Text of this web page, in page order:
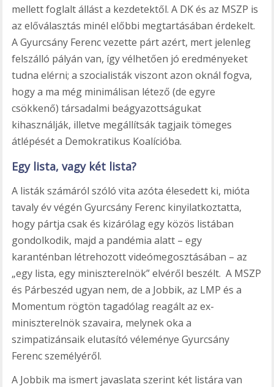
mellett foglalt állást a kezdetektől. A DK és az MSZP is
az előválasztás minél előbbi megtartásában érdekelt.
A Gyurcsány Ferenc vezette párt azért, mert jelenleg
felszálló pályán van, így vélhetően jó eredményeket
tudna elérni; a szocialisták viszont azon oknál fogva,
hogy a ma még minimálisan létező (de egyre
csökkenő) társadalmi beágyazottságukat
kihasználják, illetve megállítsák tagjaik tömeges
átlépését a Demokratikus Koalícióba.
Egy lista, vagy két lista?
A listák számáról szóló vita azóta élesedett ki, mióta
tavaly év végén Gyurcsány Ferenc kinyilatkoztatta,
hogy pártja csak és kizárólag egy közös listában
gondolkodik, majd a pandémia alatt – egy
karanténban létrehozott videómegosztásában – az
„egy lista, egy miniszterelnök” elvéről beszélt. A MSZP
és Párbeszéd ugyan nem, de a Jobbik, az LMP és a
Momentum rögtön tagadólag reagált az ex-
miniszterelnök szavaira, melynek oka a
szimpatizánsaik elutasító véleménye Gyurcsány
Ferenc személyéről.
A Jobbik ma ismert javaslata szerint két listára van